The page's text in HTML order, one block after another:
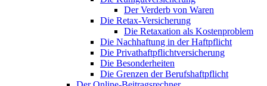
Der Verderb von Waren
Die Retax-Versicherung
Die Retaxation als Kostenproblem
Die Nachhaftung in der Haftpflicht
Die Privathaftpflichtversicherung
Die Besonderheiten
Die Grenzen der Berufshaftpflicht